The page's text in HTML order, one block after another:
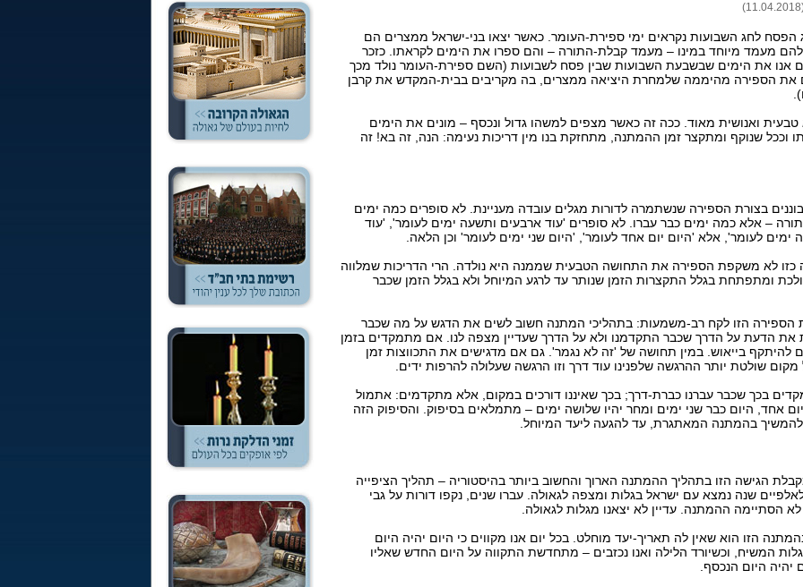
הפסח לחג השבועות נקראים ימי ספירת-העומר. כאשר יצאו בני-ישראל ממצרים הם
להם מעמד מיוחד במינו – מעמד קבלת-התורה – והם ספרו את הימים לקראתו. כזכר
אנו את הימים שבשבעת השבועות שבין פסח לשבועות (השם ספירת-העומר נולד מכך
את הספירה מהיממה שלמחרת היציאה ממצרים, בה מקריבים בבית-המקדש את קרבן
טבעית ואנושית מאוד. ככה זה כאשר מצפים למשהו גדול ונכסף – מונים את הימים
וככל שנוקף ומתקצר זמן ההמתנה, מתחזקת בנו מין דריכות נעימה: הנה, זה בא! זה
בצורת הספירה שנשתמרה לדורות מגלים עובדה מעניינת. לא סופרים כמה ימים
– אלא כמה ימים כבר עברו. לא סופרים 'עוד ארבעים ותשעה ימים לעומר', 'עוד
ימים לעומר', אלא 'היום יום אחד לעומר', 'היום שני ימים לעומר' וכן הלאה.
כזו לא משקפת הספירה את התחושה הטבעית שממנה היא נולדה. הרי הדריכות שמלווה
ומתפתחת בגלל התקצרות הזמן שנותר עד לרגע המיוחל ולא בגלל הזמן שכבר
הספירה הזו לקח רב-משמעות: בתהליכי המתנה חשוב לשים את הדגש על מה שכבר
את הדעת על הדרך שכבר התקדמנו ולא על הדרך שעדיין מצפה לנו. אם מתמקדים בזמן
להיתקף בייאוש. במין תחושה של 'זה לא נגמר'. גם אם מדגישים את התכווצות זמן
שולטת יותר ההרגשה שלפנינו עוד דרך וזו הרגשה שעלולה להרפות ידים.
בכך שכבר עברנו כברת-דרך; בכך שאיננו דורכים במקום, אלא מתקדמים: אתמול
יום אחד, היום כבר שני ימים ומחר יהיו שלושה ימים – מתמלאים בסיפוק. והסיפוק הזה
להמשיך בהמתנה המאתגרת, עד להגעה ליעד המיוחל.
הגישה הזו בתהליך ההמתנה הארוך והחשוב ביותר בהיסטוריה – תהליך הציפייה
שנה נמצא עם ישראל בגלות ומצפה לגאולה. עברו שנים, נקפו דורות על גבי
לא הסתיימה ההמתנה. עדיין לא יצאנו מגלות לגאולה.
הזו הוא שאין לה תאריך-יעד מוחלט. בכל יום אנו מקווים כי היום יהיה היום
המשיח, וכשיורד הלילה ואנו נכזבים – מתחדשת התקווה על היום החדש שאליו
יהיה היום הנכסף.